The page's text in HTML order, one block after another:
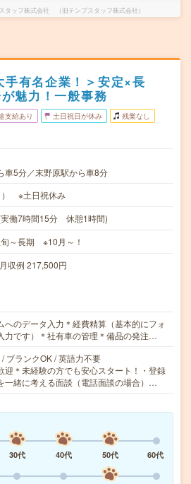
タッフ株式会社 （旧テンプスタッフ株式会社）
手有名企業！＞安定×長
魅力！一般事務
支給あり 土日祝日が休み 残業なし
車5分／末野原駅から車8分
） ※土日祝休み
働7時間15分 休憩1時間)
～長期 ※10月～！
収例 217,500円
へのデータ入力＊経費精算（基本的にフォ
力です）＊社有車の管理＊備品の発注…
ブランクOK / 英語力不要
迎＊未経験の方でも安心スタート！・登録
一緒に考える面談（電話面談の場合）…
30代 40代 50代
60代